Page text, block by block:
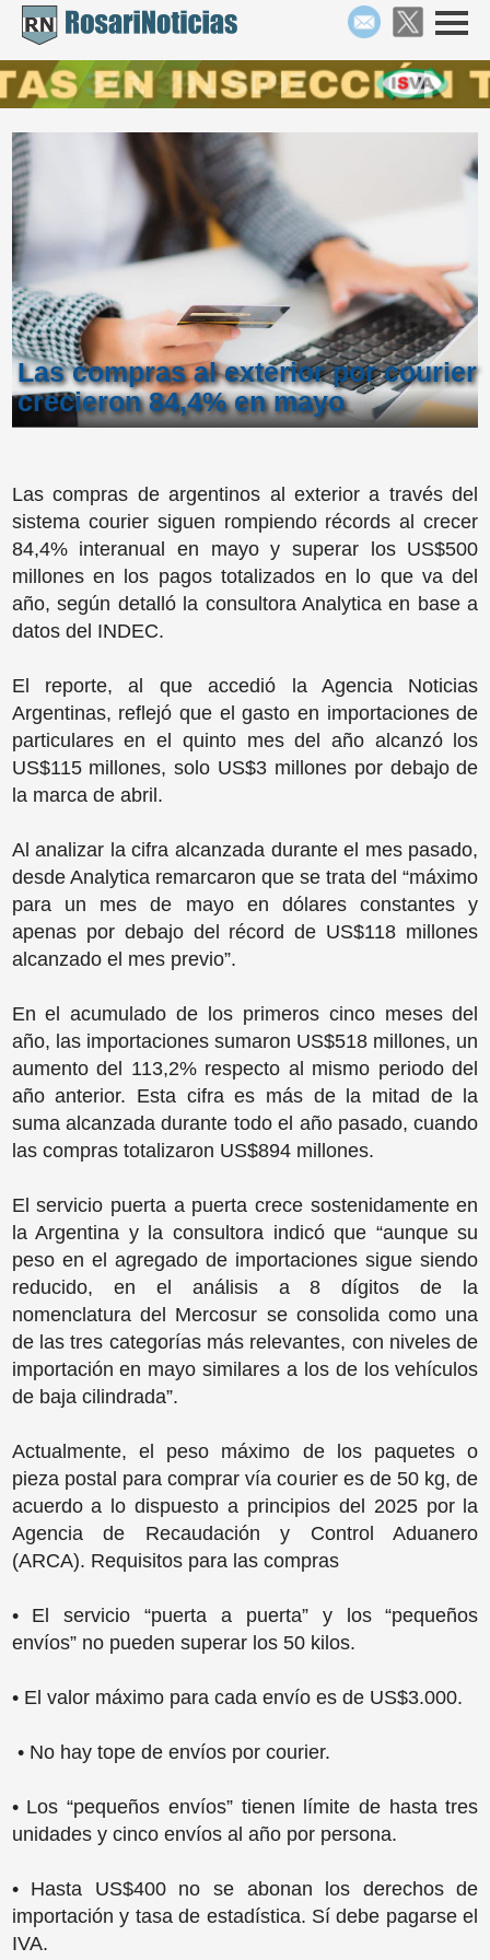
Las compras al exterior por courier
crecieron 84,4% en mayo
Las compras de argentinos al exterior a través del
sistema courier siguen rompiendo récords al crecer
84,4% interanual en mayo y superar los US$500
millones en los pagos totalizados en lo que va del
año, según detalló la consultora Analytica en base a
datos del INDEC.
El reporte, al que accedió la Agencia Noticias
Argentinas, reflejó que el gasto en importaciones de
particulares en el quinto mes del año alcanzó los
US$115 millones, solo US$3 millones por debajo de
la marca de abril.
Al analizar la cifra alcanzada durante el mes pasado,
desde Analytica remarcaron que se trata del “máximo
para un mes de mayo en dólares constantes y
apenas por debajo del récord de US$118 millones
alcanzado el mes previo”.
En el acumulado de los primeros cinco meses del
año, las importaciones sumaron US$518 millones, un
aumento del 113,2% respecto al mismo periodo del
año anterior. Esta cifra es más de la mitad de la
suma alcanzada durante todo el año pasado, cuando
las compras totalizaron US$894 millones.
El servicio puerta a puerta crece sostenidamente en
la Argentina y la consultora indicó que “aunque su
peso en el agregado de importaciones sigue siendo
reducido, en el análisis a 8 dígitos de la
nomenclatura del Mercosur se consolida como una
de las tres categorías más relevantes, con niveles de
importación en mayo similares a los de los vehículos
de baja cilindrada”.
Actualmente, el peso máximo de los paquetes o
pieza postal para comprar vía courier es de 50 kg, de
acuerdo a lo dispuesto a principios del 2025 por la
Agencia de Recaudación y Control Aduanero
(ARCA). Requisitos para las compras
• El servicio “puerta a puerta” y los “pequeños
envíos” no pueden superar los 50 kilos.
• El valor máximo para cada envío es de US$3.000.
• No hay tope de envíos por courier.
• Los “pequeños envíos” tienen límite de hasta tres
unidades y cinco envíos al año por persona.
• Hasta US$400 no se abonan los derechos de
importación y tasa de estadística. Sí debe pagarse el
IVA.